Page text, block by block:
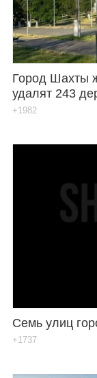
Город Шахты
удалят 243
+1982
Семь улиц
+1737